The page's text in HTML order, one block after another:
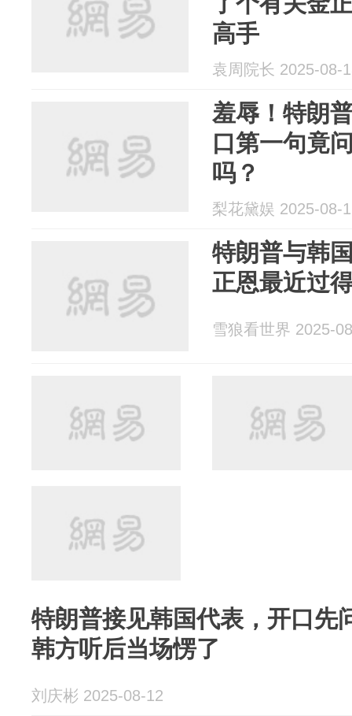
高手
袁周院长 2025-08-
羞辱！特朗
口第一句竟
吗？
梨花黛娱 2025-08-
特朗普与韩
正恩最近过
雪狼看世界 2025-
特朗普接见韩国代表，开口先
韩方听后当场愣了
刘庆彬 2025-08-12